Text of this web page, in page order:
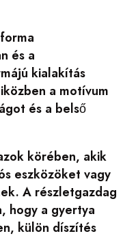
és a
kialakítás
a motívum
és a belső
körében, akik
eszközöket vagy
A részletgazdag
hogy a gyertya
külön díszítés